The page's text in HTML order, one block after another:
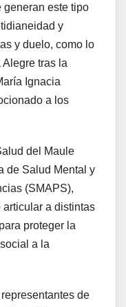
generan este tipo
y
y duelo, como lo
tras la
Ignacia
a los
del Maule
de Salud Mental y
(SMAPS),
a distintas
proteger la
a la
de